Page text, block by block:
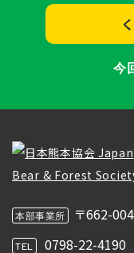
今
本部事業所 〒662-
TEL 0798-22-4190